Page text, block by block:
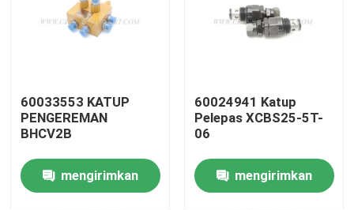
Rumah
Tentang kita
60033553 KATUP
PENGEREMAN
BHCV2B
mengirimkan
60024941 Katup
Pelepas XCBS25-5T-
06
mengirimkan